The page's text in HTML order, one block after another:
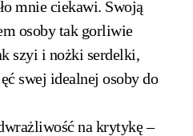
mnie ciekawi. Swoją
osoby tak gorliwie
szyi i nożki serdelki,
swej idealnej osoby do
na krytykę –